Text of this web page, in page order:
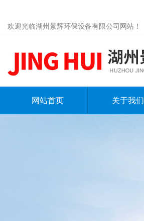
欢迎光临湖州景辉环保设备有限公司网站！
网站首页 关于我们